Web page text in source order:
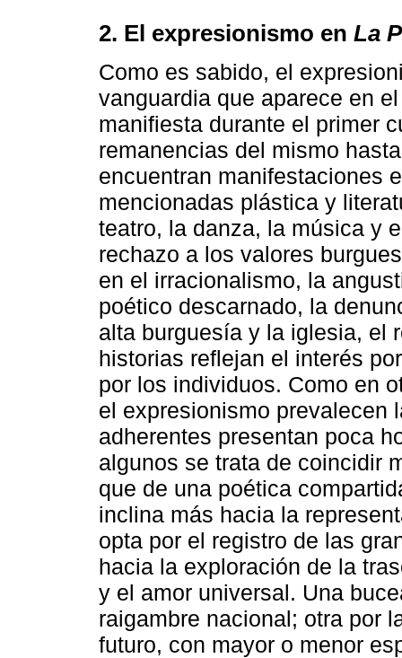
2. El expresionismo en La
Como es sabido, el
vanguardia que aparece en
manifiesta durante el primer
remanencias del mismo
encuentran manifestaciones
mencionadas plástica y
teatro, la danza, la música y
rechazo a los valores
en el irracionalismo, la
poético descarnado, la
alta burguesía y la iglesia, el
historias reflejan el interés
por los individuos. Como en
el expresionismo prevalecen
adherentes presentan poca
algunos se trata de coincidir
que de una poética
inclina más hacia la
opta por el registro de las
hacia la exploración de la
y el amor universal. Una
raigambre nacional; otra por
futuro, con mayor o menor